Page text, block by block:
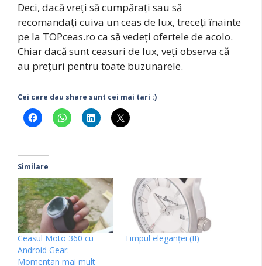
Deci, dacă vreţi să cumpăraţi sau să
recomandaţi cuiva un ceas de lux, treceţi înainte
pe la TOPceas.ro ca să vedeţi ofertele de acolo.
Chiar dacă sunt ceasuri de lux, veţi observa că
au preţuri pentru toate buzunarele.
Cei care dau share sunt cei mai tari :)
Similare
Ceasul Moto 360 cu
Android Gear:
Momentan mai mult
Timpul eleganţei (II)